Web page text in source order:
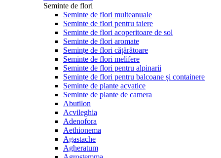
Seminte de flori
Seminte de flori multeanuale
Seminte de flori pentru taiere
Seminte de flori acoperitoare de sol
Seminte de flori aromate
Semințe de flori cățărătoare
Seminte de flori melifere
Seminte de flori pentru alpinarii
Semințe de flori pentru balcoane și containere
Seminte de plante acvatice
Seminte de plante de camera
Abutilon
Acvileghia
Adenofora
Aethionema
Agastache
Agheratum